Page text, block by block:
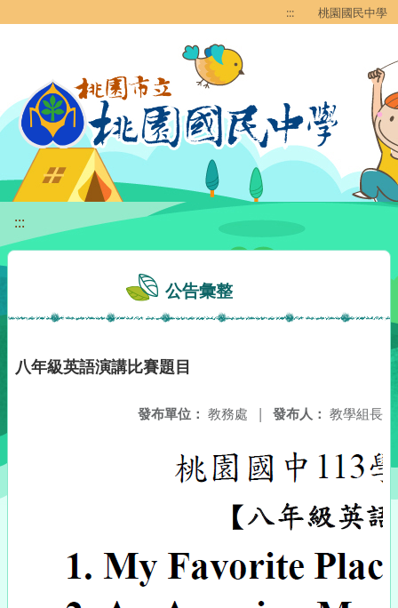
::: 桃園國民中學
:::
公告彙整
八年級英語演講比賽題目
發布人： 教學組長
發布單位： 教務處 |